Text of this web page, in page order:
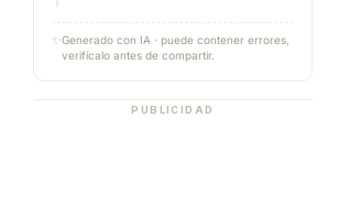
✨ Generado con IA · puede contener errores,
verifícalo antes de compartir.
PUBLICIDAD